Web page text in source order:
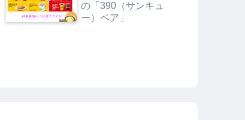
の「390（サンキュ
ー）ペア」